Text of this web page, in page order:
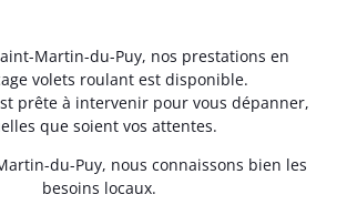
Martin-du-Puy, nos prestations en
volets roulant est disponible.
prête à intervenir pour vous dépanner,
que soient vos attentes.
du-Puy, nous connaissons bien les
besoins locaux.